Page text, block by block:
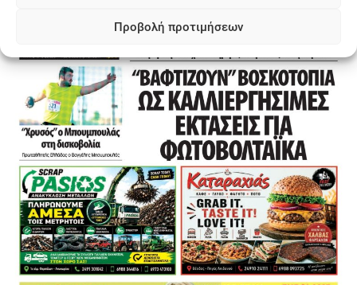
Προβολή προτιμήσεων